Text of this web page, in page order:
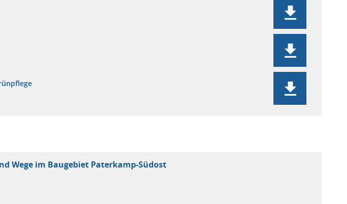
Wege im Baugebiet Paterkamp-Südost